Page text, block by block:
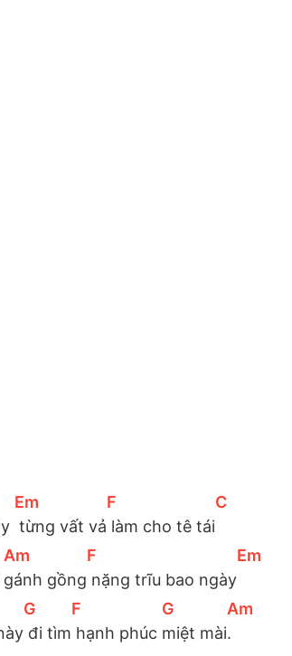
[
Em
từng vất vả
[
F
làm cho tê tái
[
C
[
Am
gánh gồng
[
F
nặng trĩu bao ngày
[
Em
[
G
đi tìm
[
F
hạnh phúc
[
G
miệt mài
[
Am
.